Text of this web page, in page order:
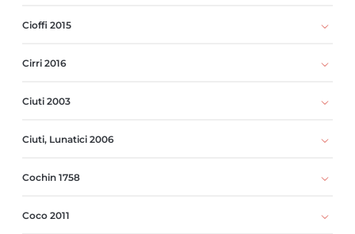
Cioffi 2015
Cirri 2016
Ciuti 2003
Ciuti, Lunatici 2006
Cochin 1758
Coco 2011